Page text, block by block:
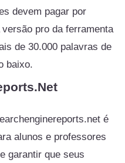
devem pagar por
pro da ferramenta
de 30.000 palavras de
baixo.
é
alunos e professores
garantir que seus